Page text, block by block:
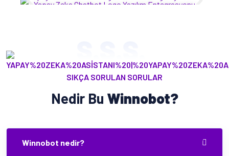
Yapay Zeka Chatbot Logo Yazılım Entegrasyonu
SIKÇA SORULAN SORULAR
Nedir Bu Winnobot?
Winnobot nedir?